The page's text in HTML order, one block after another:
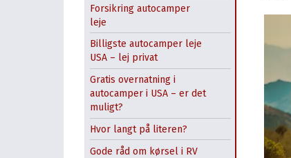
Forsikring autocamper
leje
Billigste autocamper leje
USA – lej privat
Gratis overnatning i
autocamper i USA – er det
muligt?
Hvor langt på literen?
Gode råd om kørsel i RV